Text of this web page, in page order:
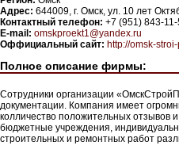
Адрес: 644009, г. Омск, ул. 10 лет
Контактный телефон: +7 (951) 843-
E-mail: omskproekt1@yandex.ru
Оффициальный сайт: http://omsk-
Полное описание фирмы:
Сотрудники организации
документации. Компания имеет
колличество положительных отзывов
бюджетные учреждения,
строительных и ремонтных работ